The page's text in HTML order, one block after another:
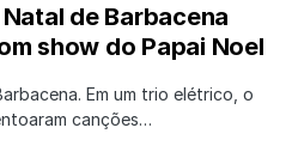
de Barbacena
show do Papai Noel
Em um trio elétrico, o
canções…